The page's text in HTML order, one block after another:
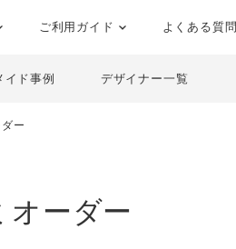
ご利用ガイド よくある質
イド事例 デザイナー一覧
ー
オーダー